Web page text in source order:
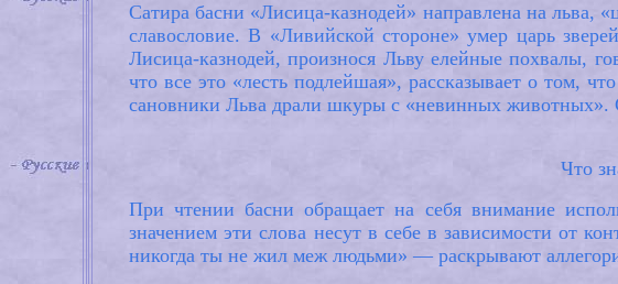
Сатира басни «Лисица-казнодей» направлена на льва,
славословие. В «Ливийской стороне» умер царь
Лисица-казнодей, произнося Льву елейные похвалы,
что все это «лесть подлейшая», рассказывает о том,
сановники Льва драли шкуры с «невинных животных».
Что
При чтении басни обращает на себя внимание
значением эти слова несут в себе в зависимости от
никогда ты не жил меж людьми» — раскрывают